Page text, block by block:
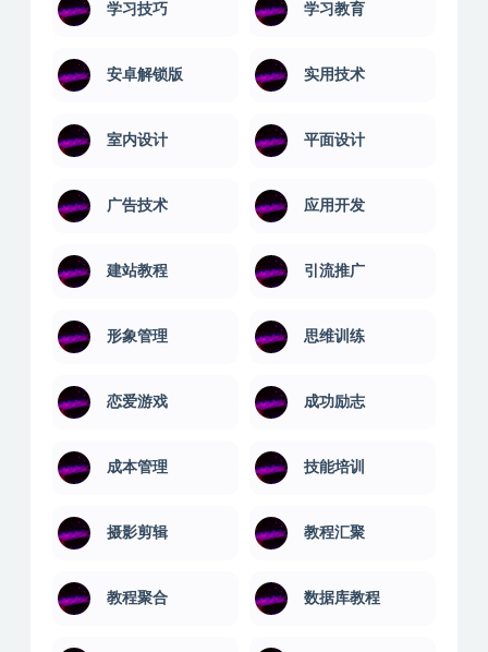
学习技巧 学习教育
安卓解锁版 实用技术
室内设计 平面设计
广告技术 应用开发
建站教程 引流推广
形象管理 思维训练
恋爱游戏 成功励志
成本管理 技能培训
摄影剪辑 教程汇聚
教程聚合 数据库教程